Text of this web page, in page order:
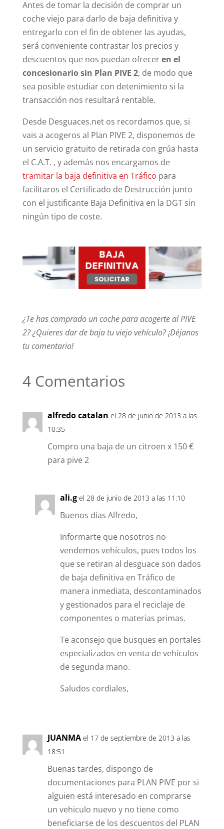
Antes de tomar la decisión de comprar un
coche viejo para darlo de baja definitiva y
entregarlo con el fin de obtener las ayudas,
será conveniente contrastar los precios y
descuentos que nos puedan ofreceren el
concesionario sin Plan PIVE 2, de modo que
sea posible estudiar con detenimiento si la
transacción nos resultará rentable.
Desde Desguaces.net os recordamos que, si
vais a acogeros al Plan PIVE 2, disponemos de
un servicio gratuito de retirada con grúa hasta
el C.A.T. , y además nos encargamos de
tramitar la baja definitiva en Tráfico para
facilitaros el Certificado de Destrucción junto
con el justificante Baja Definitiva en la DGT sin
ningún tipo de coste.
¿Te has comprado un coche para acogerte al PIVE
2? ¿Quieres dar de baja tu viejo vehículo? ¡Déjanos
tu comentario!
4 Comentarios
alfredo catalan el 28 de junio de 2013 a las
10:35
Compro una baja de un citroen x 150 €
para pive 2
ali.g el 28 de junio de 2013 a las 11:10
Buenos días Alfredo,
Informarte que nosotros no
vendemos vehículos, pues todos los
que se retiran al desguace son dados
de baja definitiva en Tráfico de
manera inmediata, descontaminados
y gestionados para el reciclaje de
componentes o materias primas.
Te aconsejo que busques en portales
especializados en venta de vehículos
de segunda mano.
Saludos cordiales,
JUANMA el 17 de septiembre de 2013 a las
18:51
Buenas tardes, dispongo de
documentaciones para PLAN PIVE por si
alguien está interesado en comprarse
un vehiculo nuevo y no tiene como
beneficiarse de los descuentos del PLAN